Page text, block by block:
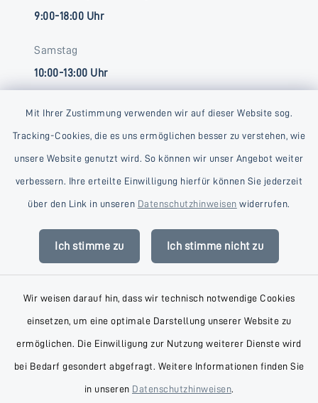
Mit Ihrer Zustimmung verwenden wir auf dieser Website sog.
Tracking-Cookies, die es uns ermöglichen besser zu verstehen, wie
unsere Website genutzt wird. So können wir unser Angebot weiter
verbessern. Ihre erteilte Einwilligung hierfür können Sie jederzeit
über den Link in unseren Datenschutzhinweisen widerrufen.
Ich stimme zu Ich stimme nicht zu
Wir weisen darauf hin, dass wir technisch notwendige Cookies
einsetzen, um eine optimale Darstellung unserer Website zu
ermöglichen. Die Einwilligung zur Nutzung weiterer Dienste wird
bei Bedarf gesondert abgefragt. Weitere Informationen finden Sie
in unseren Datenschutzhinweisen.
9:00-18:00 Uhr
Samstag
10:00-13:00 Uhr
Kontakt
Datenschutz
Impressum
Sitemap